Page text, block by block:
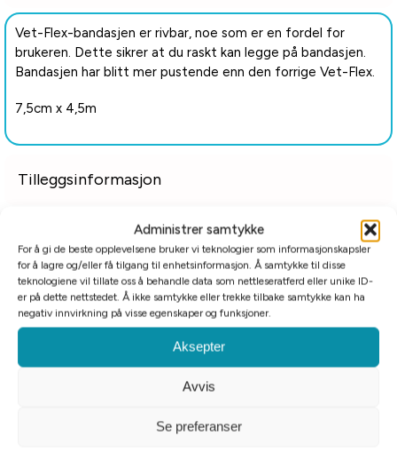
Administrer samtykke
For å gi de beste opplevelsene bruker vi teknologier som informasjonskapsler
for å lagre og/eller få tilgang til enhetsinformasjon. Å samtykke til disse
teknologiene vil tillate oss å behandle data som nettleseratferd eller unike ID-
er på dette nettstedet. Å ikke samtykke eller trekke tilbake samtykke kan ha
negativ innvirkning på visse egenskaper og funksjoner.
Aksepter
Avvis
Se preferanser
Vet-Flex-bandasjen er rivbar, noe som er en fordel for
brukeren. Dette sikrer at du raskt kan legge på bandasjen.
Bandasjen har blitt mer pustende enn den forrige Vet-Flex.
7,5cm x 4,5m
Tilleggsinformasjon
Relaterte produkter
Globus sport flytevest str
Ferplast swing 7 magnetic